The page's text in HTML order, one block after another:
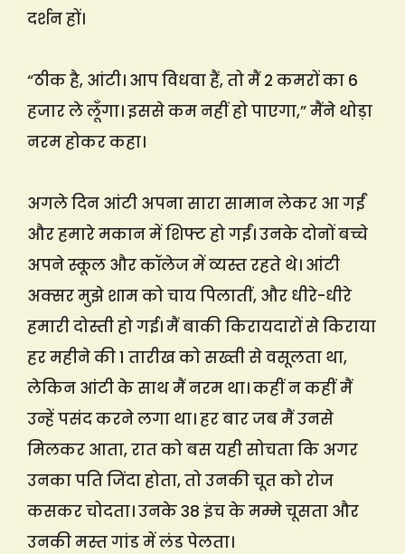
दर्शन हों।
“ठीक है, आंटी। आप विधवा हैं, तो मैं 2 कमरों का 6
हजार ले लूँगा। इससे कम नहीं हो पाएगा,” मैंने थोड़ा
नरम होकर कहा।
अगले दिन आंटी अपना सारा सामान लेकर आ गईं
और हमारे मकान में शिफ्ट हो गईं। उनके दोनों बच्चे
अपने स्कूल और कॉलेज में व्यस्त रहते थे। आंटी
अक्सर मुझे शाम को चाय पिलातीं, और धीरे-धीरे
हमारी दोस्ती हो गई। मैं बाकी किरायदारों से किराया
हर महीने की 1 तारीख को सख्ती से वसूलता था,
लेकिन आंटी के साथ मैं नरम था। कहीं न कहीं मैं
उन्हें पसंद करने लगा था। हर बार जब मैं उनसे
मिलकर आता, रात को बस यही सोचता कि अगर
उनका पति जिंदा होता, तो उनकी चूत को रोज
कसकर चोदता। उनके 38 इंच के मम्मे चूसता और
उनकी मस्त गांड में लंड पेलता।